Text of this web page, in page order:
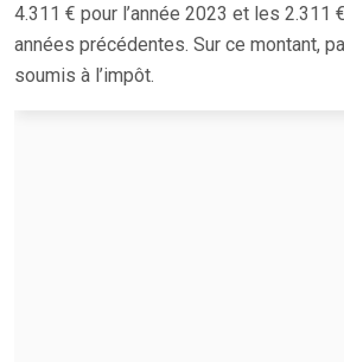
4.311 € pour l’année 2023 et les 2.311
années précédentes. Sur ce montant,
soumis à l’impôt.